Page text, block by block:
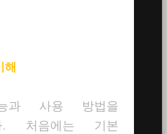
해
과 사용 방법을
. 처음에는 기본